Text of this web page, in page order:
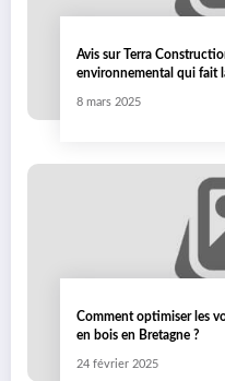
Avis sur Terra
environnemental qui fait
8 mars 2025
Comment optimiser les
en bois en Bretagne ?
24 février 2025